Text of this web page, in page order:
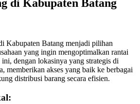
di Kabupaten Batang
Kabupaten Batang menjadi pilihan
yang ingin mengoptimalkan rantai
dengan lokasinya yang strategis di
memberikan akses yang baik ke berbagai
distribusi barang secara efisien.